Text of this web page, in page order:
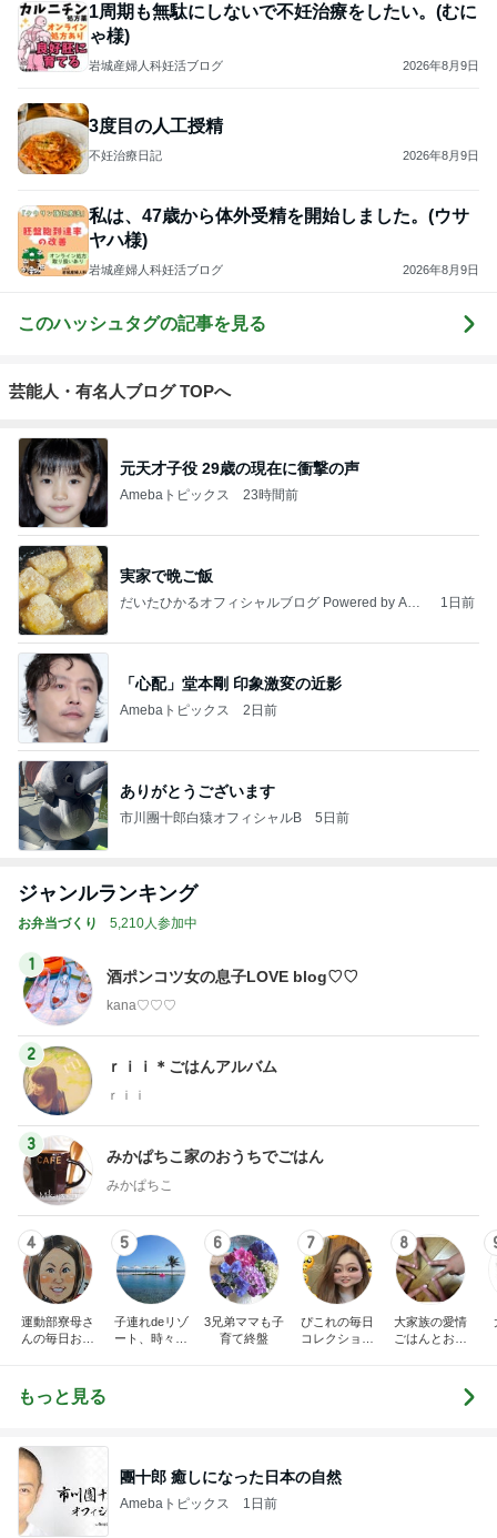
1周期も無駄にしないで不妊治療をしたい。(むに
ゃ様)
岩城産婦人科妊活ブログ 2026年8月9日
3度目の人工授精
不妊治療日記 2026年8月9日
私は、47歳から体外受精を開始しました。(ウサ
ヤハ様)
岩城産婦人科妊活ブログ 2026年8月9日
このハッシュタグの記事を見る
芸能人・有名人ブログ TOPへ
元天才子役 29歳の現在に衝撃の声
Amebaトピックス 23時間前
実家で晩ご飯
だいたひかるオフィシャルブログ Powered by Ame
1日前
「心配」堂本剛 印象激変の近影
Amebaトピックス 2日前
ありがとうございます
市川團十郎白猿オフィシャルB 5日前
ジャンルランキング
お弁当づくり 5,210人参加中
1
酒ポンコツ女の息子LOVE blog♡♡
kana♡♡♡
2
ｒｉｉ＊ごはんアルバム
ｒｉｉ
3
みかぱちこ家のおうちでごはん
みかぱちこ
4
運動部寮母さ
んの毎日お弁
5
子連れdeリゾ
ート、時々キ
6
3兄弟ママも子
育て終盤
7
ぴこれの毎日
コレクション
8
大家族の愛情
ごはんとお弁
もっと見る
團十郎 癒しになった日本の自然
Amebaトピックス 1日前